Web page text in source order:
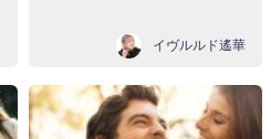
イヴルルド遙華